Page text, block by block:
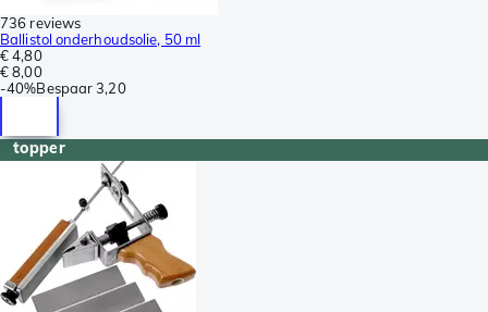
736 reviews
Ballistol onderhoudsolie, 50 ml
€ 4,80
€ 8,00
-40%Bespaar 3,20
topper